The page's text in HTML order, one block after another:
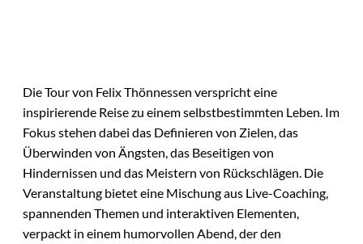
Die Tour von Felix Thönnessen verspricht eine
inspirierende Reise zu einem selbstbestimmten Leben. Im
Fokus stehen dabei das Definieren von Zielen, das
Überwinden von Ängsten, das Beseitigen von
Hindernissen und das Meistern von Rückschlägen. Die
Veranstaltung bietet eine Mischung aus Live-Coaching,
spannenden Themen und interaktiven Elementen,
verpackt in einem humorvollen Abend, der den